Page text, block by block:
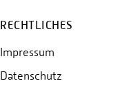
RECHTLICHES
Impressum
Datenschutz